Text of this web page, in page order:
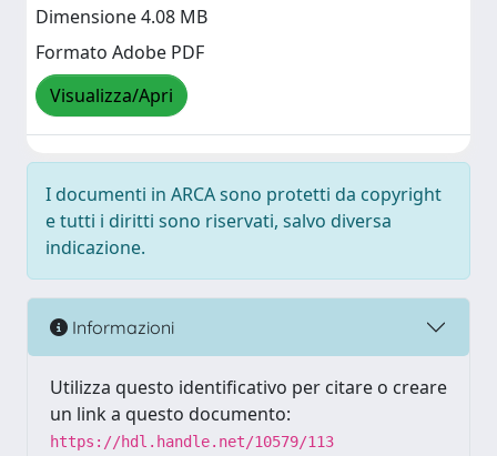
Dimensione 4.08 MB
Formato Adobe PDF
Visualizza/Apri
I documenti in ARCA sono protetti da copyright
e tutti i diritti sono riservati, salvo diversa
indicazione.
Informazioni
Utilizza questo identificativo per citare o creare
un link a questo documento:
https://hdl.handle.net/10579/113